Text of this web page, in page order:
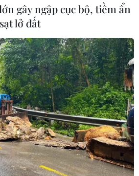
sắt son giữa
sự Nga với
điều tra ban
tâm London
thành lập căn
trực với Mỹ
gây ngập cục bộ, tiềm ẩn
lở đất